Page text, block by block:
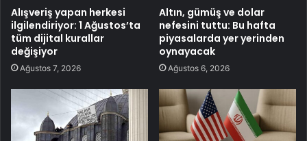
Alışveriş yapan herkesi
ilgilendiriyor: 1 Ağustos’ta
tüm dijital kurallar
değişiyor
Ağustos 7, 2026
Altın, gümüş ve dolar
nefesini tuttu: Bu hafta
piyasalarda yer yerinden
oynayacak
Ağustos 6, 2026